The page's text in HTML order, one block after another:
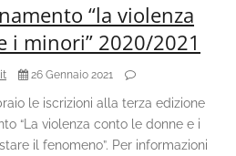
“la violenza
i minori” 2020/2021
26 Gennaio 2021
le iscrizioni alla terza edizione
“La violenza conto le donne e i
il fenomeno”. Per informazioni